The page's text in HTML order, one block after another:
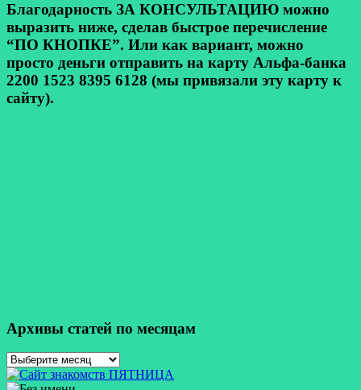
Благодарность ЗА КОНСУЛЬТАЦИЮ можно
выразить ниже, сделав быстрое перечисление
“ПО КНОПКЕ”. Или как вариант, можно
просто деньги отправить на карту Альфа-банка
2200 1523 8395 6128 (мы привязали эту карту к
сайту).
Архивы статей по месяцам
Архивы
статей